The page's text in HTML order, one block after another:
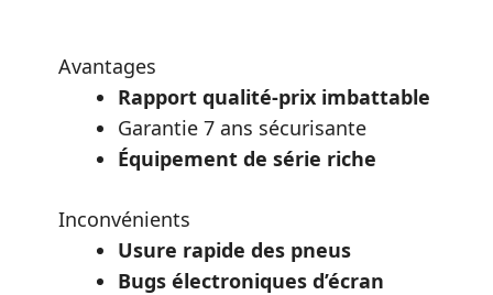
Avantages
Rapport qualité-prix imbattable
Garantie 7 ans sécurisante
Équipement de série riche
Inconvénients
Usure rapide des pneus
Bugs électroniques d’écran